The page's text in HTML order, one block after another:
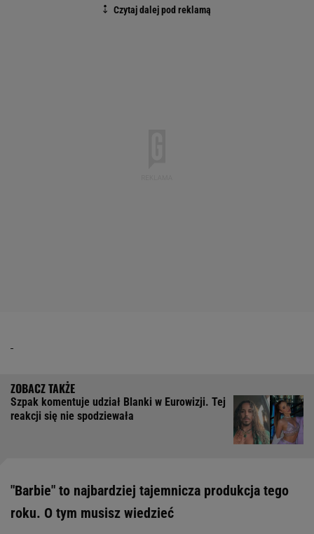
Szpak komentuje udział Blanki w Eurowizji. Tej
reakcji się nie spodziewała
"Barbie" to najbardziej tajemnicza produkcja tego
roku. O tym musisz wiedzieć